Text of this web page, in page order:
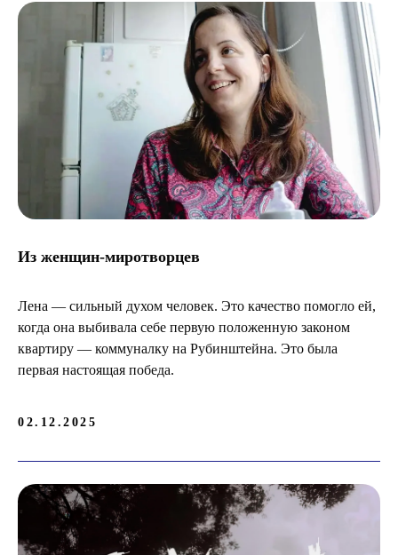
Из женщин-миротворцев
Лена — сильный духом человек. Это качество помогло ей,
когда она выбивала себе первую положенную законом
квартиру — коммуналку на Рубинштейна. Это была
первая настоящая победа.
02.12.2025
Живые истории и отчеты
Позитивные новости